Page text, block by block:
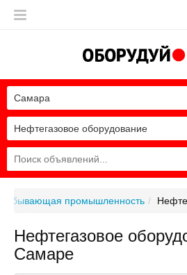
Нефтегазовое оборудование
Самара
Добывающая промышленность
Нефтегазовое
Самаре